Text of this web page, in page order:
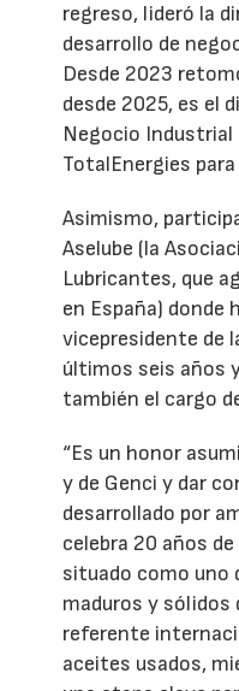
regreso, lideró la
desarrollo de
Desde 2023
desde 2025, es el
Negocio Industrial
TotalEnergies
Asimismo,
Aselube (la
Lubricantes, que
en España) donde
vicepresidente de
últimos seis años
también el cargo
“Es un honor
y de Genci y dar
desarrollado por
celebra 20 años
situado como uno
maduros y sólidos
referente
aceites usados,